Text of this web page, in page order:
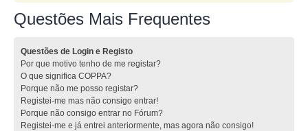
Questões Mais Frequentes
Questões de Login e Registo
Por que motivo tenho de me registar?
O que significa COPPA?
Porque não me posso registar?
Registei-me mas não consigo entrar!
Porque não consigo entrar no Fórum?
Registei-me e já entrei anteriormente, mas agora não consigo!